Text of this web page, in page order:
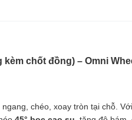
chốt đồng) – Omni
chéo, xoay tròn tại chỗ.